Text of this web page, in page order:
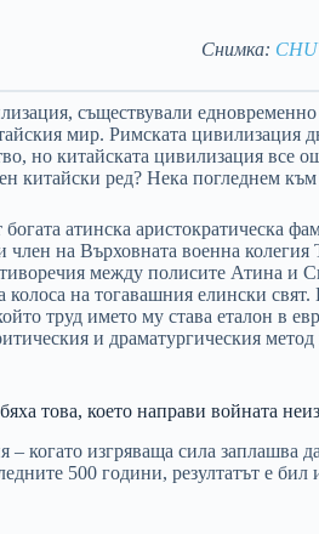
Снимка:
съществували едновременно
мир. Римската цивилизация
но китайската цивилизация все
китайски ред? Нека погледнем
атинска аристократическа
член на Върховната военна
между полисите Атина и
на тогавашния елински свят.
труд името му става еталон в
и драматургическия
това, което направи войната
когато изгряваща сила заплашва
500 години, резултатът е